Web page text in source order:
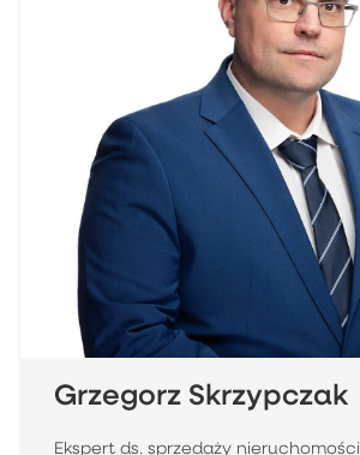
Grzegorz Skrzypczak
Ekspert ds. sprzedaży nieruchomości